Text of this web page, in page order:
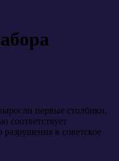
первые столбики.
соответствует
в советское